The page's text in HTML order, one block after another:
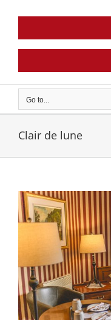
Go to...
Clair de lune